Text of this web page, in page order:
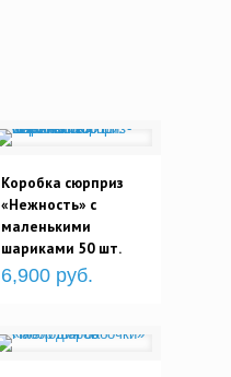
Коробка сюрприз
«Нежность» с
маленькими
шариками 50 шт.
6,900 руб.